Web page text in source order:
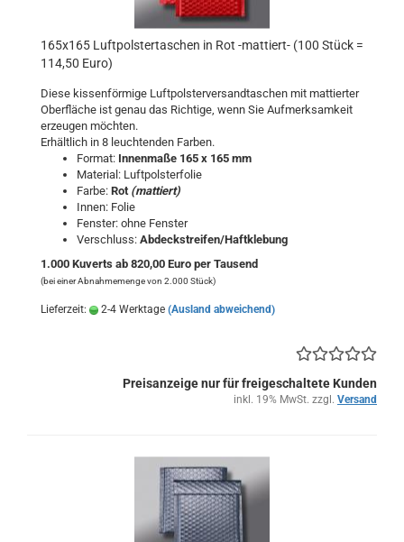
165x165 Luftpolstertaschen in Rot -mattiert- (100 Stück =
114,50 Euro)
Diese kissenförmige Luftpolsterversandtaschen mit mattierter
Oberfläche ist genau das Richtige, wenn Sie Aufmerksamkeit
erzeugen möchten.
Erhältlich in 8 leuchtenden Farben.
Format: Innenmaße 165 x 165 mm
Material: Luftpolsterfolie
Farbe: Rot (mattiert)
Innen: Folie
Fenster: ohne Fenster
Verschluss: Abdeckstreifen/Haftklebung
1.000 Kuverts ab 820,00 Euro per Tausend
(bei einer Abnahmemenge von 2.000 Stück)
Lieferzeit: 2-4 Werktage (Ausland abweichend)
Preisanzeige nur für freigeschaltete Kunden
inkl. 19% MwSt. zzgl. Versand